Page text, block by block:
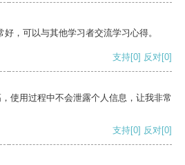
，可以与其他学习者交流学习心得。
支持[0] 反对[0]
使用过程中不会泄露个人信息，让我非常
支持[0] 反对[0]